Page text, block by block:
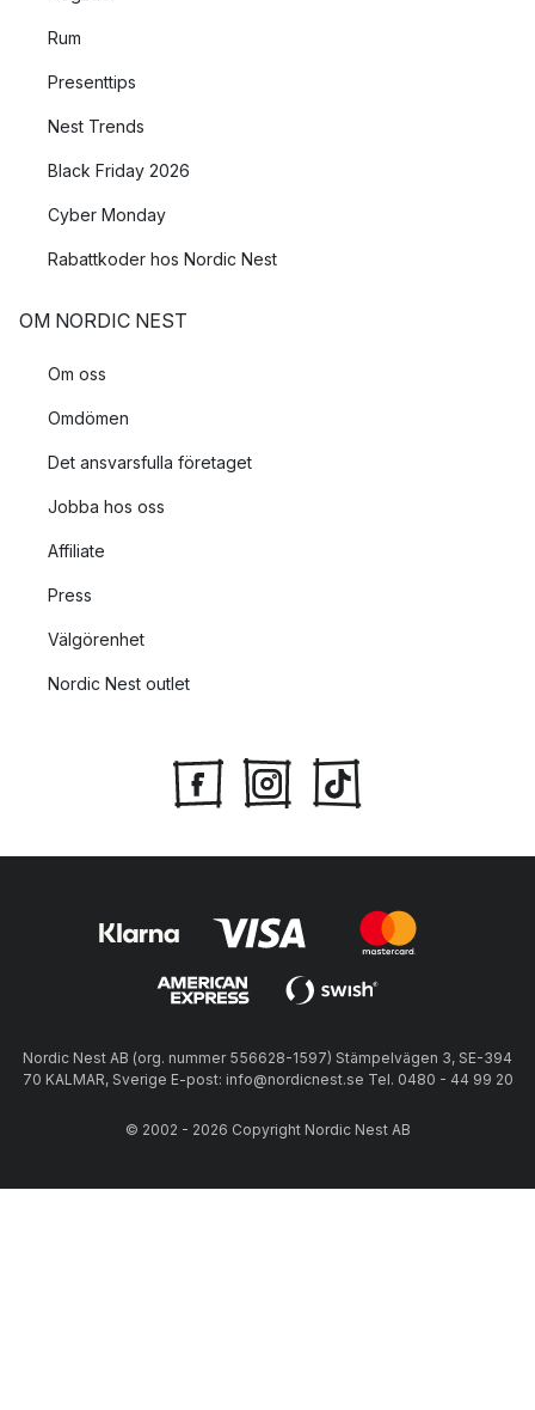
Rum
Presenttips
Nest Trends
Black Friday 2026
Cyber Monday
Rabattkoder hos Nordic Nest
OM NORDIC NEST
Om oss
Omdömen
Det ansvarsfulla företaget
Jobba hos oss
Affiliate
Press
Välgörenhet
Nordic Nest outlet
Nordic Nest AB (org. nummer 556628-1597) Stämpelvägen 3, SE-394
70 KALMAR, Sverige E-post: info@nordicnest.se Tel. 0480 - 44 99 20
© 2002 - 2026 Copyright Nordic Nest AB